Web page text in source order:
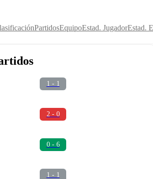
PartidosEquipoEstad. JugadorEstad.
1 - 1
2 - 0
0 - 6
1 - 1